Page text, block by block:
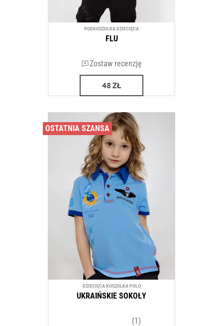
PODKOSZULKA DZIECIĘCA
FLU
Zostaw recenzję
48 ZŁ
OSTATNIA SZANSA
DZIECIĘCA KOSZULKA POLO
UKRAIŃSKIE SOKOŁY
(1)